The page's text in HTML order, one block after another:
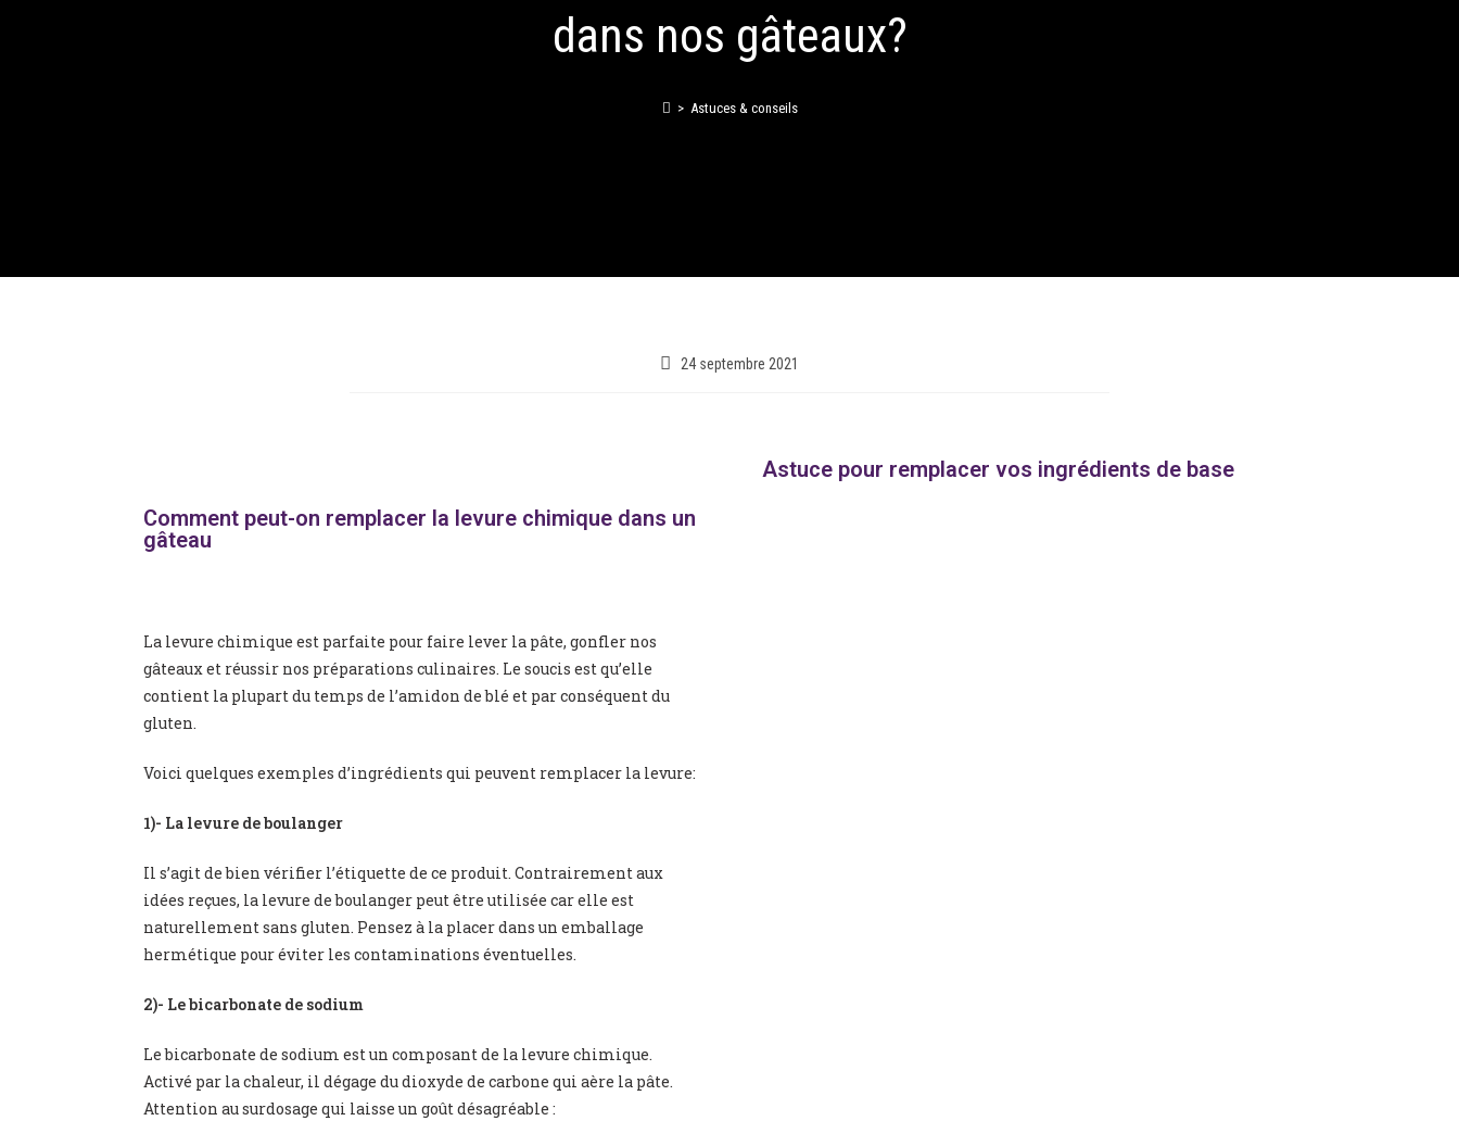
dans nos gâteaux?
> Astuces & conseils
24 septembre 2021
Comment peut-on remplacer la levure chimique dans un
gâteau
La levure chimique est parfaite pour faire lever la pâte, gonfler nos
gâteaux et réussir nos préparations culinaires. Le soucis est qu’elle
contient la plupart du temps de l’amidon de blé et par conséquent du
gluten.
Voici quelques exemples d’ingrédients qui peuvent remplacer la levure:
1)- La levure de boulanger
Il s’agit de bien vérifier l’étiquette de ce produit. Contrairement aux
idées reçues, la levure de boulanger peut être utilisée car elle est
naturellement sans gluten. Pensez à la placer dans un emballage
hermétique pour éviter les contaminations éventuelles.
2)- Le bicarbonate de sodium
Le bicarbonate de sodium est un composant de la levure chimique.
Activé par la chaleur, il dégage du dioxyde de carbone qui aère la pâte.
Attention au surdosage qui laisse un goût désagréable :
Astuce pour remplacer vos ingrédients de base